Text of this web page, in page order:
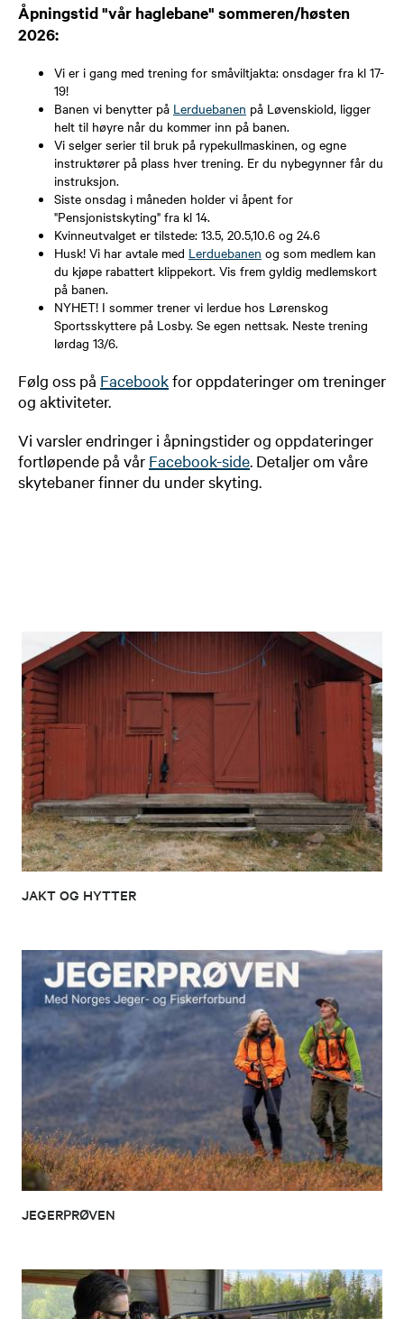
Åpningstid "vår haglebane" sommeren/høsten
2026:
Vi er i gang med trening for småviltjakta: onsdager fra kl 17-
19!
Banen vi benytter på Lerduebanen på Løvenskiold, ligger
helt til høyre når du kommer inn på banen.
Vi selger serier til bruk på rypekullmaskinen, og egne
instruktører på plass hver trening. Er du nybegynner får du
instruksjon.
Siste onsdag i måneden holder vi åpent for
"Pensjonistskyting" fra kl 14.
Kvinneutvalget er tilstede: 13.5, 20.5,10.6 og 24.6
Husk! Vi har avtale med Lerduebanen og som medlem kan
du kjøpe rabattert klippekort. Vis frem gyldig medlemskort
på banen.
NYHET! I sommer trener vi lerdue hos Lørenskog
Sportsskyttere på Losby. Se egen nettsak. Neste trening
lørdag 13/6.
Følg oss på Facebookfor oppdateringer om treninger
og aktiviteter.
Vi varsler endringer i åpningstider og oppdateringer
fortløpende på vår Facebook-side​. Detaljer om våre
skytebaner finner du under skyting.
JAKT OG HYTTER
JEGERPRØVEN